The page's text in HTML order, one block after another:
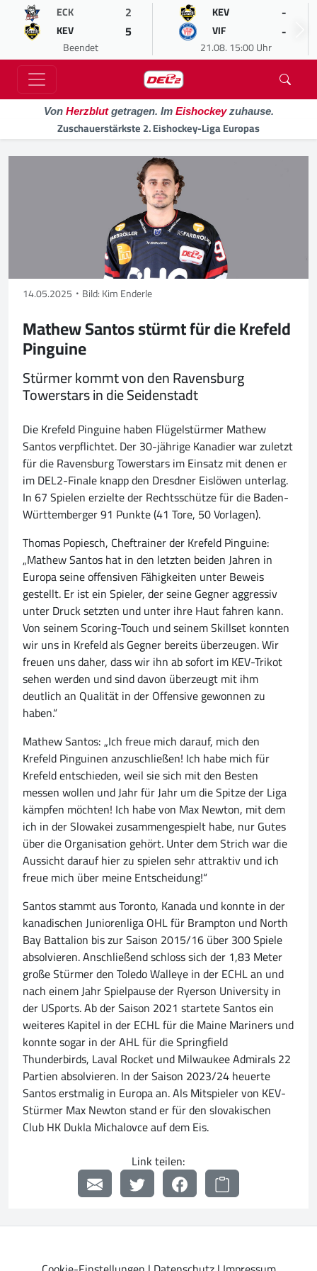
ECK 2
KEV 5
Beendet
KEV -
VIF -
21.08. 15:00 Uhr
Von Herzblutgetragen. Im Eishockeyzuhause.
Zuschauerstärkste 2. Eishockey-Liga Europas
14.05.2025 Bild: Kim Enderle
Mathew Santos stürmt für die Krefeld
Pinguine
Stürmer kommt von den Ravensburg
Towerstars in die Seidenstadt
Die Krefeld Pinguine haben Flügelstürmer Mathew
Santos verpflichtet. Der 30-jährige Kanadier war zuletzt
für die Ravensburg Towerstars im Einsatz mit denen er
im DEL2-Finale knapp den Dresdner Eislöwen unterlag.
In 67 Spielen erzielte der Rechtsschütze für die Baden-
Württemberger 91 Punkte (41 Tore, 50 Vorlagen).
Thomas Popiesch, Cheftrainer der Krefeld Pinguine:
„Mathew Santos hat in den letzten beiden Jahren in
Europa seine offensiven Fähigkeiten unter Beweis
gestellt. Er ist ein Spieler, der seine Gegner aggressiv
unter Druck setzten und unter ihre Haut fahren kann.
Von seinem Scoring-Touch und seinem Skillset konnten
wir uns in Krefeld als Gegner bereits überzeugen. Wir
freuen uns daher, dass wir ihn ab sofort im KEV-Trikot
sehen werden und sind davon überzeugt mit ihm
deutlich an Qualität in der Offensive gewonnen zu
haben.“
Mathew Santos: „Ich freue mich darauf, mich den
Krefeld Pinguinen anzuschließen! Ich habe mich für
Krefeld entschieden, weil sie sich mit den Besten
messen wollen und Jahr für Jahr um die Spitze der Liga
kämpfen möchten! Ich habe von Max Newton, mit dem
ich in der Slowakei zusammengespielt habe, nur Gutes
über die Organisation gehört. Unter dem Strich war die
Aussicht darauf hier zu spielen sehr attraktiv und ich
freue mich über meine Entscheidung!“
Santos stammt aus Toronto, Kanada und konnte in der
kanadischen Juniorenliga OHL für Brampton und North
Bay Battalion bis zur Saison 2015/16 über 300 Spiele
absolvieren. Anschließend schloss sich der 1,83 Meter
große Stürmer den Toledo Walleye in der ECHL an und
nach einem Jahr Spielpause der Ryerson University in
der USports. Ab der Saison 2021 startete Santos ein
weiteres Kapitel in der ECHL für die Maine Mariners und
konnte sogar in der AHL für die Springfield
Thunderbirds, Laval Rocket und Milwaukee Admirals 22
Partien absolvieren. In der Saison 2023/24 heuerte
Santos erstmalig in Europa an. Als Mitspieler von KEV-
Stürmer Max Newton stand er für den slovakischen
Club HK Dukla Michalovce auf dem Eis.
Link teilen: